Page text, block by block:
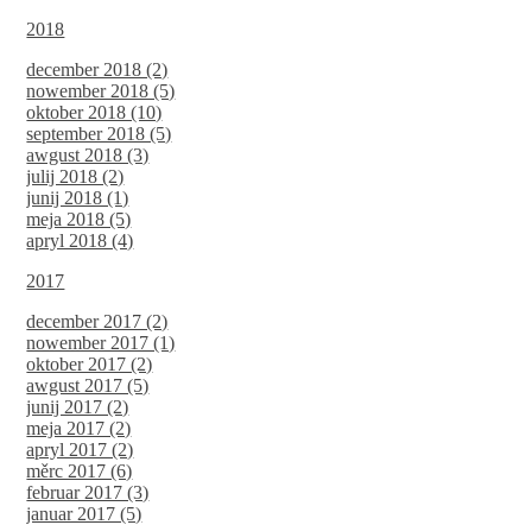
2018
december 2018 (2)
nowember 2018 (5)
oktober 2018 (10)
september 2018 (5)
awgust 2018 (3)
julij 2018 (2)
junij 2018 (1)
meja 2018 (5)
apryl 2018 (4)
2017
december 2017 (2)
nowember 2017 (1)
oktober 2017 (2)
awgust 2017 (5)
junij 2017 (2)
meja 2017 (2)
apryl 2017 (2)
měrc 2017 (6)
februar 2017 (3)
januar 2017 (5)